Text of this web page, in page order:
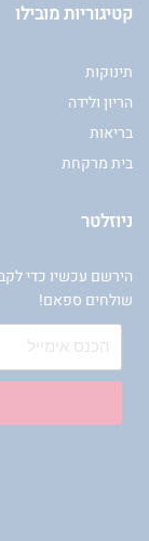
קטיגוריות מובילו
תינוקות
הריון ולידה
בריאות
בית מרקחת
ניוזלטר
הירשם עכשיו כדי
שולחים ספאם!